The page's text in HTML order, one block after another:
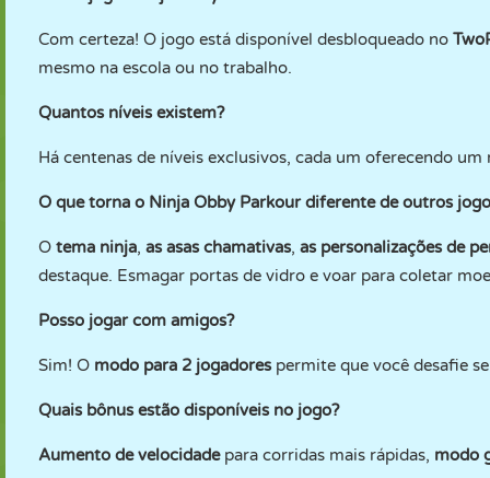
Com certeza! O jogo está disponível desbloqueado no
mesmo na escola ou no trabalho.
Quantos níveis existem?
Há centenas de níveis exclusivos, cada um oferecendo
O que torna o Ninja Obby Parkour diferente de outros
O tema ninja, as asas chamativas, as personalizações de
destaque. Esmagar portas de vidro e voar para coletar
Posso jogar com amigos?
Sim! O modo para 2 jogadorespermite que você desafie
Quais bônus estão disponíveis no jogo?
Aumento de velocidade para corridas mais rápidas, modo